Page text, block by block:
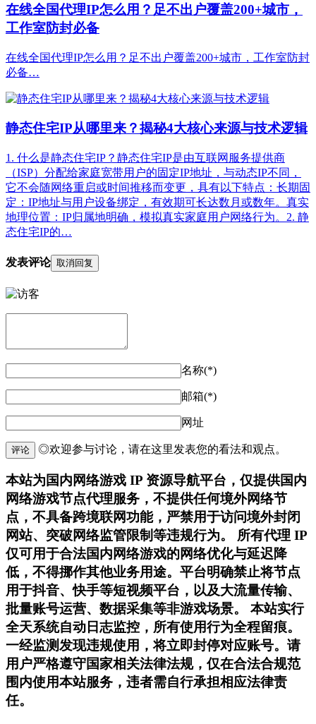
在线全国代理IP怎么用？足不出户覆盖200+城市，
工作室防封必备
在线全国代理IP怎么用？足不出户覆盖200+城市，工作室防封
必备…
静态住宅IP从哪里来？揭秘4大核心来源与技术逻辑
1. 什么是静态住宅IP？静态住宅IP是由互联网服务提供商
（ISP）分配给家庭宽带用户的固定IP地址，与动态IP不同，
它不会随网络重启或时间推移而变更，具有以下特点：长期固
定：IP地址与用户设备绑定，有效期可长达数月或数年。真实
地理位置：IP归属地明确，模拟真实家庭用户网络行为。2. 静
态住宅IP的…
发表评论 取消回复
名称(*)
邮箱(*)
网址
评论 ◎欢迎参与讨论，请在这里发表您的看法和观点。
本站为国内网络游戏 IP 资源导航平台，仅提供国内
网络游戏节点代理服务，不提供任何境外网络节
点，不具备跨境联网功能，严禁用于访问境外封闭
网站、突破网络监管限制等违规行为。 所有代理 IP
仅可用于合法国内网络游戏的网络优化与延迟降
低，不得挪作其他业务用途。平台明确禁止将节点
用于抖音、快手等短视频平台，以及大流量传输、
批量账号运营、数据采集等非游戏场景。 本站实行
全天系统自动日志监控，所有使用行为全程留痕。
一经监测发现违规使用，将立即封停对应账号。请
用户严格遵守国家相关法律法规，仅在合法合规范
围内使用本站服务，违者需自行承担相应法律责
任。